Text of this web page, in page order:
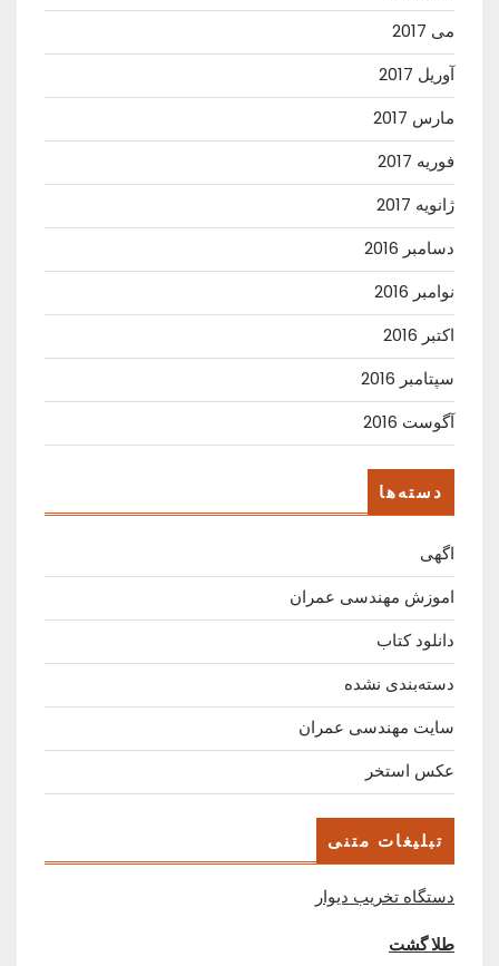
می 2017
آوریل 2017
مارس 2017
فوریه 2017
ژانویه 2017
دسامبر 2016
نوامبر 2016
اکتبر 2016
سپتامبر 2016
آگوست 2016
دسته‌ها
اگهی
اموزش مهندسی عمران
دانلود کتاب
دسته‌بندی نشده
سایت مهندسی عمران
عکس استخر
تبلیغات متنی
دستگاه تخریب دیوار
طلا گشت